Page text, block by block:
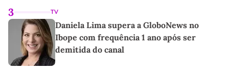
3 TV
Daniela Lima supera a GloboNews no
Ibope com frequência 1 ano após ser
demitida do canal